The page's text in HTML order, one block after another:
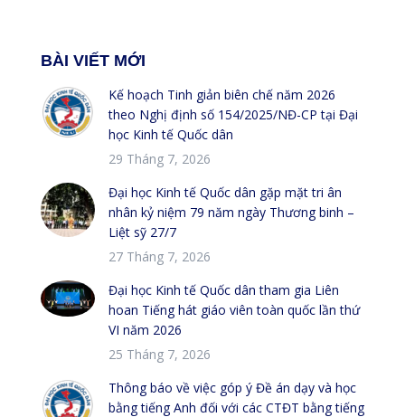
BÀI VIẾT MỚI
Kế hoạch Tinh giản biên chế năm 2026
theo Nghị định số 154/2025/NĐ-CP tại Đại
học Kinh tế Quốc dân
29 Tháng 7, 2026
Đại học Kinh tế Quốc dân gặp mặt tri ân
nhân kỷ niệm 79 năm ngày Thương binh –
Liệt sỹ 27/7
27 Tháng 7, 2026
Đại học Kinh tế Quốc dân tham gia Liên
hoan Tiếng hát giáo viên toàn quốc lần thứ
VI năm 2026
25 Tháng 7, 2026
Thông báo về việc góp ý Đề án dạy và học
bằng tiếng Anh đối với các CTĐT bằng tiếng